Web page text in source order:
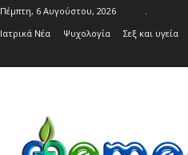
Πέμπτη, 6 Αυγούστου, 2026
.
Ιατρικά Νέα
Ψυχολογία Σεξ και υγεία